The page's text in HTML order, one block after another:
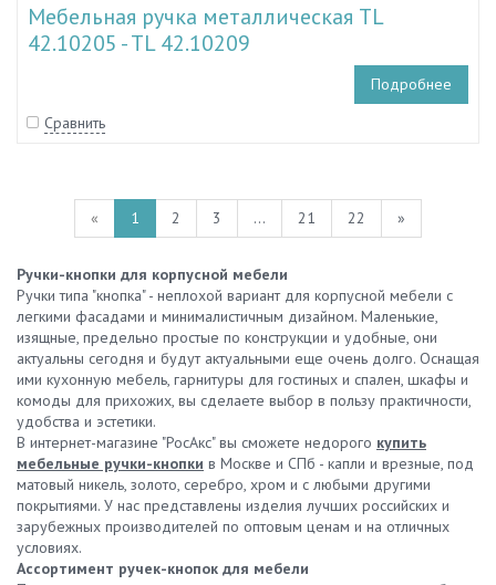
Мебельная ручка металлическая TL
42.10205 - TL 42.10209
Подробнее
Сравнить
« 1 2 3 ... 21 22 »
Ручки-кнопки для корпусной мебели
Ручки типа "кнопка" - неплохой вариант для корпусной мебели с
легкими фасадами и минималистичным дизайном. Маленькие,
изящные, предельно простые по конструкции и удобные, они
актуальны сегодня и будут актуальными еще очень долго. Оснащая
ими кухонную мебель, гарнитуры для гостиных и спален, шкафы и
комоды для прихожих, вы сделаете выбор в пользу практичности,
удобства и эстетики.
В интернет-магазине "РосАкс" вы сможете недорого купить
мебельные ручки-кнопки в Москве и СПб - капли и врезные, под
матовый никель, золото, серебро, хром и с любыми другими
покрытиями. У нас представлены изделия лучших российских и
зарубежных производителей по оптовым ценам и на отличных
условиях.
Ассортимент ручек-кнопок для мебели